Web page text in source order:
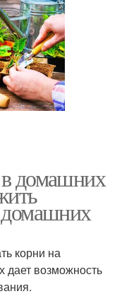
домашних
домашних
корни на
дает возможность